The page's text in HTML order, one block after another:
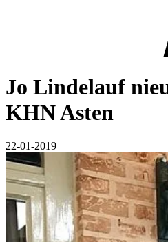
Jo Lindelauf
KHN Asten
22-01-2019